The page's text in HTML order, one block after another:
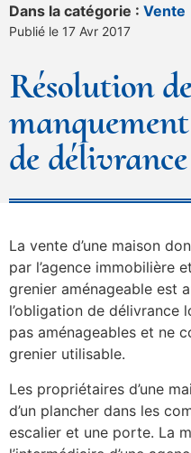
Dans la catégorie : Vente
Publié le 17 Avr 2017
Résolution
de délivrance
La vente d’une maison
par l’agence immobilière
grenier aménageable est
l’obligation de délivrance
pas aménageables et ne
grenier utilisable.
Les propriétaires d’une
d’un plancher dans les
escalier et une porte. La